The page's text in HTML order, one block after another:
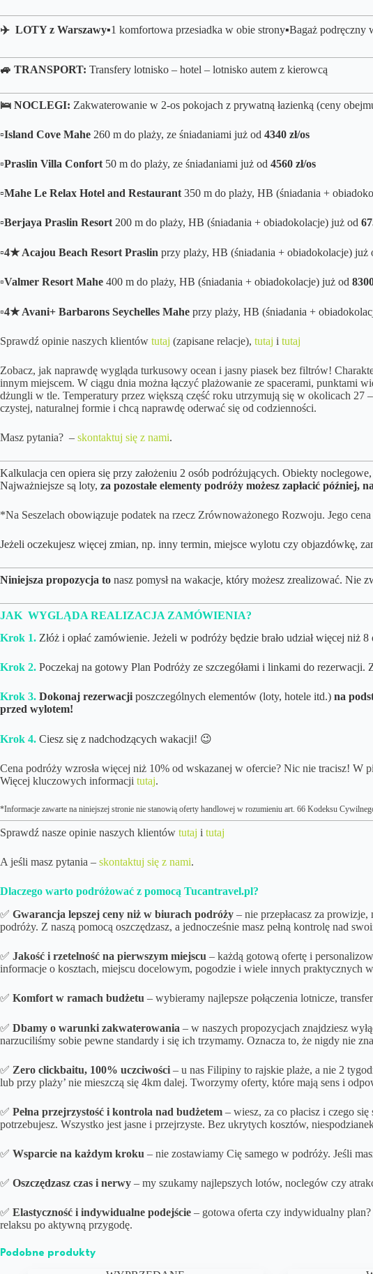
✈️ LOTY z Warszawy▪️1 komfortowa przesiadka w obie strony▪️Bagaż podręczny
🚙 TRANSPORT: Transfery lotnisko – hotel – lotnisko autem z kierowcą
🛌 NOCLEGI: Zakwaterowanie w 2-os pokojach z prywatną łazienką (ceny
▫️Island Cove Mahe 260 m do plaży, ze śniadaniami już od 4340 zł/os
▫️Praslin Villa Confort 50 m do plaży, ze śniadaniami już od 4560 zł/os
▫️Mahe Le Relax Hotel and Restaurant 350 m do plaży, HB (śniadania +
▫️Berjaya Praslin Resort 200 m do plaży, HB (śniadania + obiadokolacje) już od
▫️4★ Acajou Beach Resort Praslin przy plaży, HB (śniadania + obiadokolacje) już
▫️Valmer Resort Mahe 400 m do plaży, HB (śniadania + obiadokolacje) już od
▫️4★ Avani+ Barbarons Seychelles Mahe przy plaży, HB (śniadania +
Sprawdź opinie naszych klientów tutaj (zapisane relacje), tutaj i tutaj
Zobacz, jak naprawdę wygląda turkusowy ocean i jasny piasek bez filtrów!
innym miejscem. W ciągu dnia można łączyć plażowanie ze spacerami, punktami
dżungli w tle. Temperatury przez większą część roku utrzymują się w okolicach
czystej, naturalnej formie i chcą naprawdę oderwać się od codzienności.
Masz pytania? – skontaktuj się z nami.
Kalkulacja cen opiera się przy założeniu 2 osób podróżujących. Obiekty
Najważniejsze są loty, za pozostałe elementy podróży możesz zapłacić
*Na Seszelach obowiązuje podatek na rzecz Zrównoważonego Rozwoju. Jego
Jeżeli oczekujesz więcej zmian, np. inny termin, miejsce wylotu czy objazdówkę,
Niniejsza propozycja to nasz pomysł na wakacje, który możesz zrealizować. Nie
JAK WYGLĄDA REALIZACJA ZAMÓWIENIA?
Krok 1. Złóż i opłać zamówienie. Jeżeli w podróży będzie brało udział więcej niż
Krok 2. Poczekaj na gotowy Plan Podróży ze szczegółami i linkami do rezerwacji.
Krok 3. Dokonaj rezerwacji poszczególnych elementów (loty, hotele itd.) na
przed wylotem!
Krok 4. Ciesz się z nadchodzących wakacji! 😉
Cena podróży wzrosła więcej niż 10% od wskazanej w ofercie? Nic nie tracisz!
Więcej kluczowych informacji tutaj.
*Informacje zawarte na niniejszej stronie nie stanowią oferty handlowej w rozumieniu art. 66 Kodeksu
Sprawdź nasze opinie naszych klientów tutaj i tutaj
A jeśli masz pytania – skontaktuj się z nami.
Dlaczego warto podróżować z pomocą Tucantravel.pl?
✅ Gwarancja lepszej ceny niż w biurach podróży – nie przepłacasz za
podróży. Z naszą pomocą oszczędzasz, a jednocześnie masz pełną kontrolę nad
✅ Jakość i rzetelność na pierwszym miejscu – każdą gotową ofertę i
informacje o kosztach, miejscu docelowym, pogodzie i wiele innych praktycznych
✅ Komfort w ramach budżetu – wybieramy najlepsze połączenia lotnicze,
✅ Dbamy o warunki zakwaterowania – w naszych propozycjach znajdziesz
narzuciliśmy sobie pewne standardy i się ich trzymamy. Oznacza to, że nigdy nie
✅ Zero clickbaitu, 100% uczciwości – u nas Filipiny to rajskie plaże, a nie 2
lub przy plaży’ nie mieszczą się 4km dalej. Tworzymy oferty, które mają sens i
✅ Pełna przejrzystość i kontrola nad budżetem – wiesz, za co płacisz i czego
potrzebujesz. Wszystko jest jasne i przejrzyste. Bez ukrytych kosztów,
✅ Wsparcie na każdym kroku – nie zostawiamy Cię samego w podróży. Jeśli
✅ Oszczędzasz czas i nerwy – my szukamy najlepszych lotów, noclegów czy
✅ Elastyczność i indywidualne podejście – gotowa oferta czy indywidualny
relaksu po aktywną przygodę.
Podobne produkty